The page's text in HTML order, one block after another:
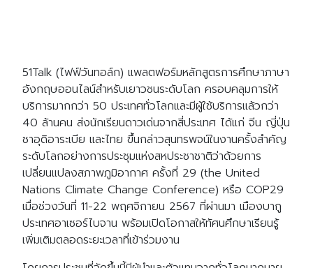
51Talk (ไฟฟ์วันทอล์ก) แพลตฟอร์มหลักสูตรการศึกษาภาษา
อังกฤษออนไลน์สำหรับเยาวชนระดับโลก ครอบคลุมการให้
บริการมากกว่า 50 ประเทศทั่วโลกและมีผู้ใช้บริการแล้วกว่า
40 ล้านคน ส่งนักเรียนดาวเด่นจากสี่ประเทศ ได้แก่ จีน ญี่ปุ่น
ซาอุดิอาระเบีย และไทย ขึ้นกล่าวสุนทรพจน์ในงานครั้งสำคัญ
ระดับโลกอย่างการประชุมแห่งสหประชาชาติว่าด้วยการ
เปลี่ยนแปลงสภาพภูมิอากาศ ครั้งที่ 29 (the United
Nations Climate Change Conference) หรือ COP29
เมื่อช่วงวันที่ 11-22 พฤศจิกายน 2567 ที่ผ่านมา เมืองบากู
ประเทศอาเซอร์ไบจาน พร้อมเปิดโอกาสให้ทัศนศึกษาเรียนรู้
เพิ่มเติมตลอดระยะเวลาที่เข้าร่วมงาน